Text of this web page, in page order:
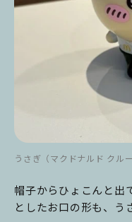
うさぎ（マクドナルド クルー
帽子からひょこんと出
としたお口の形も、う